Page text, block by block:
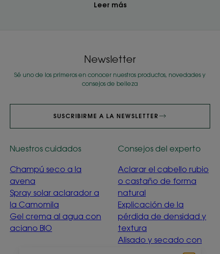
Leer más
Newsletter
Sé uno de los primeros en conocer nuestros productos, novedades y
consejos de belleza
SUSCRIBIRME A LA NEWSLETTER
Nuestros cuidados
Champú seco a la
avena
Spray solar aclarador a
la Camomila
Gel crema al agua con
aciano BIO
Consejos del experto
Aclarar el cabello rubio
o castaño de forma
natural
Explicación de la
pérdida de densidad y
textura
Alisado y secado con